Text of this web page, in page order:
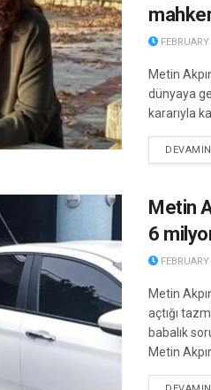
Metin
dünyaya
kararıyla
Metin
6
Metin
açtığı
babalık
Metin